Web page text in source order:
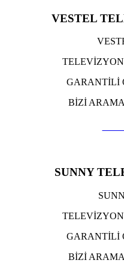
VESTEL
GARANTİLİ
BİZİ
SUNNY
GARANTİLİ
BİZİ